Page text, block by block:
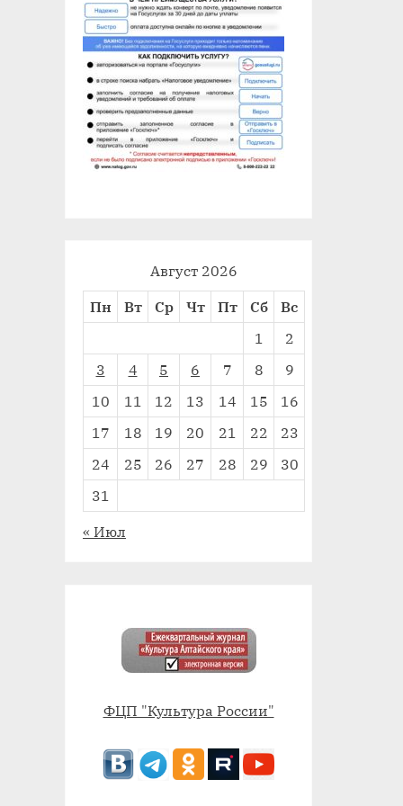
Август 2026
Пн
Вт Ср Чт Пт Сб
Вс
1
2
3
4 5 6 7 8
9
10
11 12 13 14 15
16
17
18 19 20 21 22
23
24
25 26 27 28 29
30
31
« Июл
ФЦП "Культура России"